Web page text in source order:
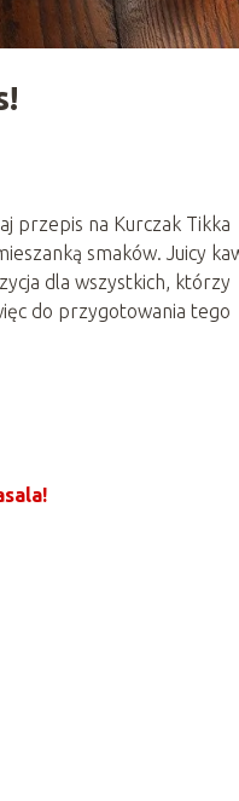
przepis na Kurczak Tikka
smaków. Juicy
dla wszystkich, którzy
do przygotowania tego